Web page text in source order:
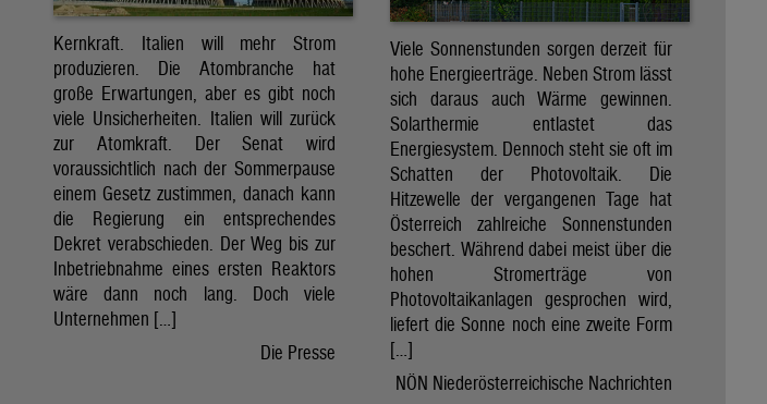
Kernkraft. Italien will mehr Strom
produzieren. Die Atombranche hat
große Erwartungen, aber es gibt noch
viele Unsicherheiten. Italien will zurück
zur Atomkraft. Der Senat wird
voraussichtlich nach der Sommerpause
einem Gesetz zustimmen, danach kann
die Regierung ein entsprechendes
Dekret verabschieden. Der Weg bis zur
Inbetriebnahme eines ersten Reaktors
wäre dann noch lang. Doch viele
Unternehmen […]
Die Presse
Viele Sonnenstunden sorgen derzeit für
hohe Energieerträge. Neben Strom lässt
sich daraus auch Wärme gewinnen.
Solarthermie entlastet das
Energiesystem. Dennoch steht sie oft im
Schatten der Photovoltaik. Die
Hitzewelle der vergangenen Tage hat
Österreich zahlreiche Sonnenstunden
beschert. Während dabei meist über die
hohen Stromerträge von
Photovoltaikanlagen gesprochen wird,
liefert die Sonne noch eine zweite Form
[…]
NÖN Niederösterreichische Nachrichten